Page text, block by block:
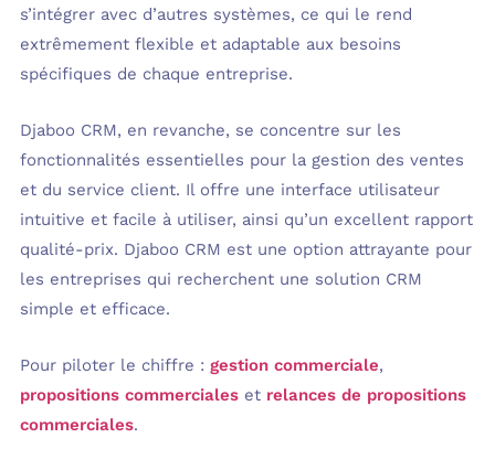
s’intégrer avec d’autres systèmes, ce qui le rend
extrêmement flexible et adaptable aux besoins
spécifiques de chaque entreprise.
Djaboo CRM, en revanche, se concentre sur les
fonctionnalités essentielles pour la gestion des ventes
et du service client. Il offre une interface utilisateur
intuitive et facile à utiliser, ainsi qu’un excellent rapport
qualité-prix. Djaboo CRM est une option attrayante pour
les entreprises qui recherchent une solution CRM
simple et efficace.
Pour piloter le chiffre : gestion commerciale,
propositions commerciales et relances de propositions
commerciales.